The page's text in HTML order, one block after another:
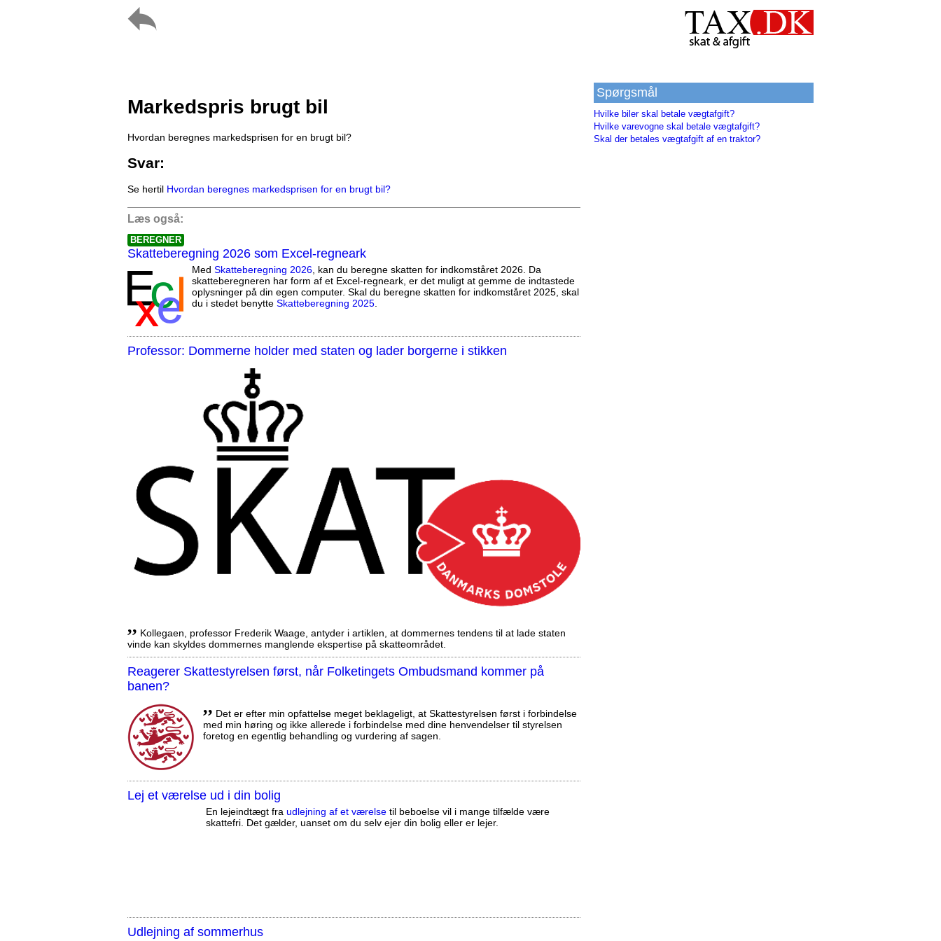
Markedspris brugt bil
Hvordan beregnes markedsprisen for en brugt bil?
Svar:
Se hertil Hvordan beregnes markedsprisen for en brugt bil?
Læs også:
BEREGNER
Skatteberegning 2026 som Excel-regneark
Med Skatteberegning 2026, kan du beregne skatten for indkomståret 2026. Da
skatteberegneren har form af et Excel-regneark, er det muligt at gemme de indtastede
oplysninger på din egen computer. Skal du beregne skatten for indkomståret 2025, skal
du i stedet benytte Skatteberegning 2025.
Professor: Dommerne holder med staten og lader borgerne i stikken
,, Kollegaen, professor Frederik Waage, antyder i artiklen, at dommernes tendens til at lade staten
vinde kan skyldes dommernes manglende ekspertise på skatteområdet.
Reagerer Skattestyrelsen først, når Folketingets Ombudsmand kommer på
banen?
,, Det er efter min opfattelse meget beklageligt, at Skattestyrelsen først i forbindelse
med min høring og ikke allerede i forbindelse med dine henvendelser til styrelsen
foretog en egentlig behandling og vurdering af sagen.
Lej et værelse ud i din bolig
En lejeindtægt fra udlejning af et værelse til beboelse vil i mange tilfælde være
skattefri. Det gælder, uanset om du selv ejer din bolig eller er lejer.
Udlejning af sommerhus
Spørgsmål
Hvilke biler skal betale vægtafgift?
Hvilke varevogne skal betale vægtafgift?
Skal der betales vægtafgift af en traktor?